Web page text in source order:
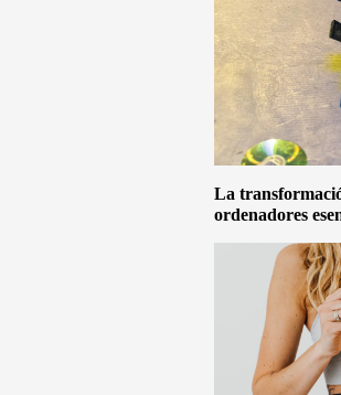
La
ordenadores